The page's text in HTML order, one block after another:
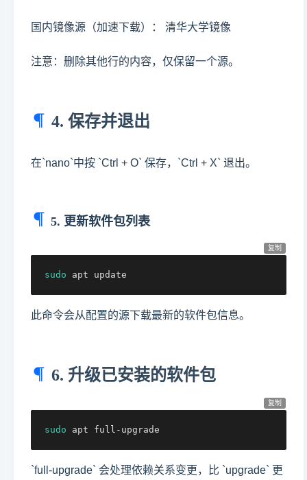
国内镜像源（加速下载）： 清华大学镜像
注意：删除其他行的内容，仅保留一个源。
4. 保存并退出
在`nano`中按 `Ctrl + O` 保存，`Ctrl + X` 退出。
5. 更新软件包列表
复制
sudo apt update
此命令会从配置的源下载最新的软件包信息。
6. 升级已安装的软件包
复制
sudo apt full-upgrade
`full-upgrade` 会处理依赖关系变更，比 `upgrade` 更